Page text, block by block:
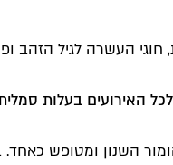
חוגי העשרה לגיל
השנון ומטופש